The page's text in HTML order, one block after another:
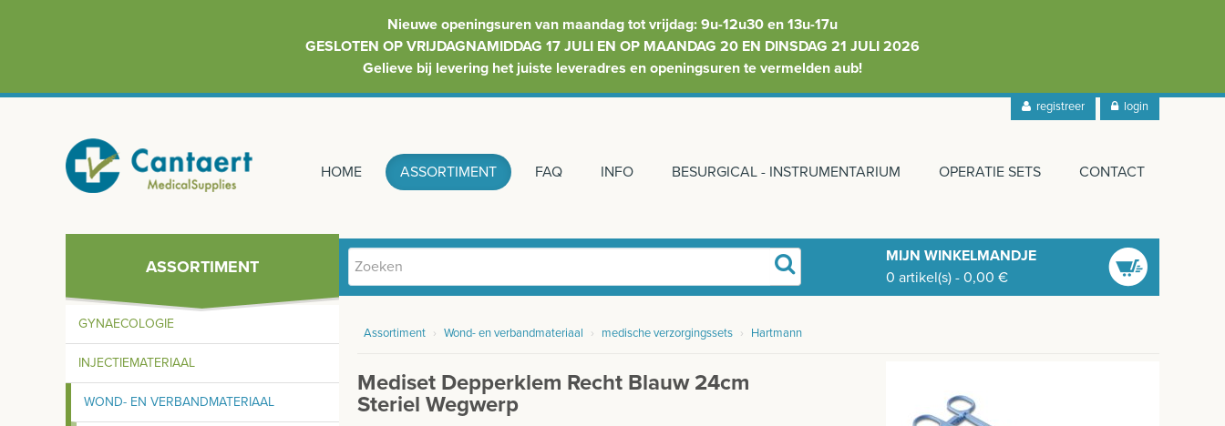
Nieuwe openingsuren van maandag tot vrijdag: 9u-12u30 en 13u-17u
GESLOTEN OP VRIJDAGNAMIDDAG 17 JULI EN OP MAANDAG 20 EN DINSDAG 21 JULI 2026
Gelieve bij levering het juiste leveradres en openingsuren te vermelden aub!
registreer login
HOME ASSORTIMENT FAQ INFO BESURGICAL - INSTRUMENTARIUM OPERATIE SETS CONTACT
ASSORTIMENT
MIJN WINKELMANDJE
0 artikel(s) - 0,00 €
GYNAECOLOGIE
INJECTIEMATERIAAL
WOND- EN VERBANDMATERIAAL
Assortiment › Wond- en verbandmateriaal › medische verzorgingssets › Hartmann
Mediset Depperklem Recht Blauw 24cm
Steriel Wegwerp